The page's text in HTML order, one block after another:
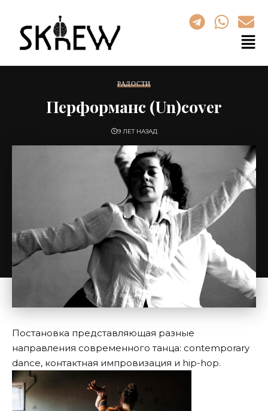
РАДОСТИ
Перформанс (Un)cover
9 ЛЕТ НАЗАД
Постановка представляющая разные
направления современного танца: contemporary
dance, контактная импровизация и hip-hop.